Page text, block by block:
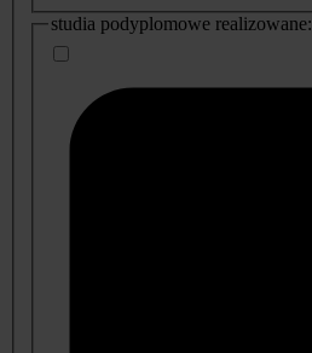
studia podyplomowe realizowane: